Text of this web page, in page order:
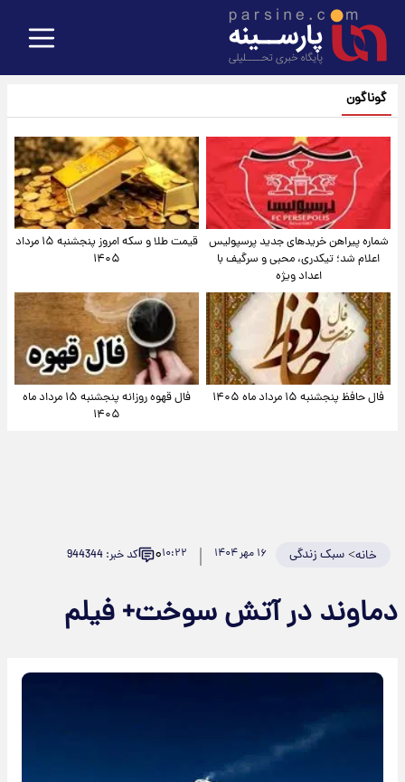
گوناگون
شماره پیراهن خریدهای جدید پرسپولیس
اعلام شد؛ تیکدری، محبی و سرگیف با
اعداد ویژه
قیمت طلا و سکه امروز پنجشنبه ۱۵ مرداد
۱۴۰۵
فال حافظ پنجشنبه ۱۵ مرداد ماه ۱۴۰۵
فال قهوه روزانه پنجشنبه ۱۵ مرداد ماه
۱۴۰۵
خانه>سبک زندگی ۱۶ مهر ۱۴۰۴ ۱۰:۲۲۰ کد خبر: 944344
دماوند در آتش سوخت+ فیلم